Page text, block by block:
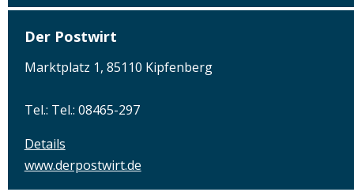
Der Postwirt
Marktplatz 1, 85110 Kipfenberg
Tel.: Tel.: 08465-297
Details
www.derpostwirt.de